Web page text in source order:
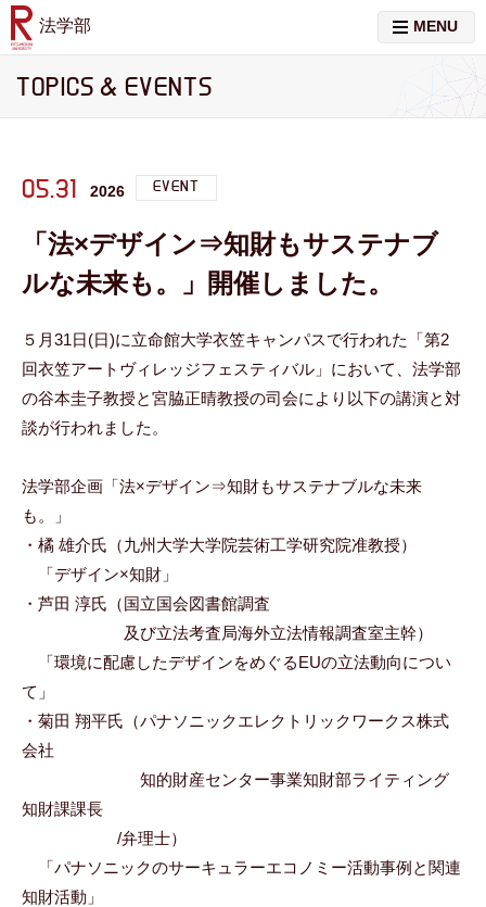
法学部 MENU
TOPICS & EVENTS
05.31 2026 EVENT
「法×デザイン⇒知財もサステナブ
ルな未来も。」開催しました。
５月31日(日)に立命館大学衣笠キャンパスで行われた「第2
回衣笠アートヴィレッジフェスティバル」において、法学部
の谷本圭子教授と宮脇正晴教授の司会により以下の講演と対
談が行われました。
法学部企画「法×デザイン⇒知財もサステナブルな未来
も。」
・橘 雄介氏（九州大学大学院芸術工学研究院准教授）
「デザイン×知財」
・芦田 淳氏（国立国会図書館調査
及び立法考査局海外立法情報調査室主幹）
「環境に配慮したデザインをめぐるEUの立法動向につい
て」
・菊田 翔平氏（パナソニックエレクトリックワークス株式
会社
知的財産センター事業知財部ライティング
知財課課長
/弁理士）
「パナソニックのサーキュラーエコノミー活動事例と関連
知財活動」